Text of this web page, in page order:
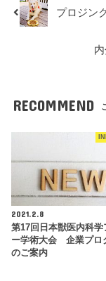
プロジン
RECOMMEND
2021.2.8
第17回日本獣医内科学
ー学術大会 企業プロ
のご案内